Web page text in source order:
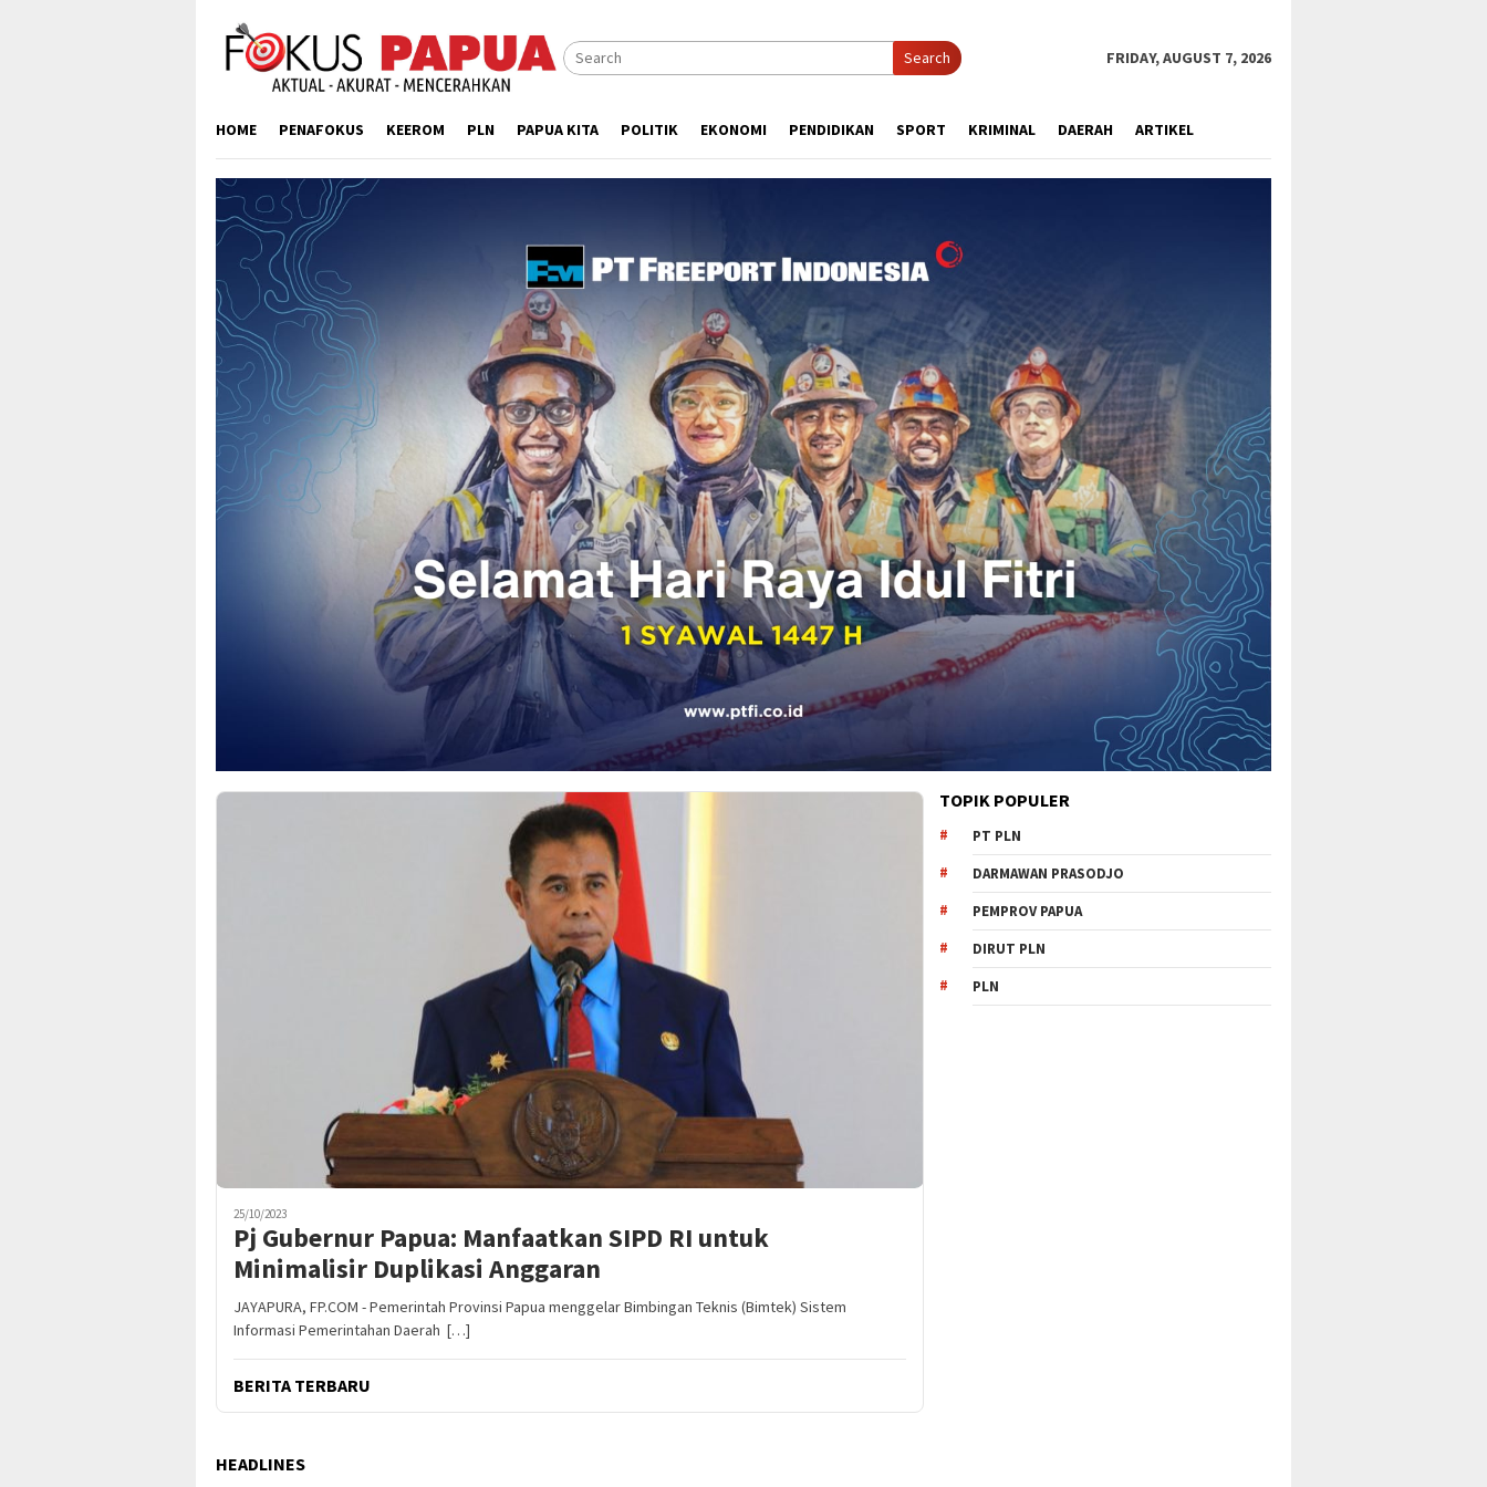
content
Search FRIDAY, AUGUST 7, 2026
HOME PENAFOKUS KEEROM PLN PAPUA KITA POLITIK EKONOMI PENDIDIKAN SPORT KRIMINAL DAERAH ARTIKEL
25/10/2023
Pj Gubernur Papua: Manfaatkan SIPD RI untuk
Minimalisir Duplikasi Anggaran
JAYAPURA, FP.COM - Pemerintah Provinsi Papua menggelar Bimbingan Teknis (Bimtek) Sistem
Informasi Pemerintahan Daerah […]
BERITA TERBARU
HEADLINES
TOPIK POPULER
PT PLN
DARMAWAN PRASODJO
PEMPROV PAPUA
DIRUT PLN
PLN